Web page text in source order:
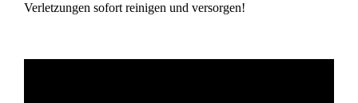
Verletzungen sofort reinigen und versorgen!